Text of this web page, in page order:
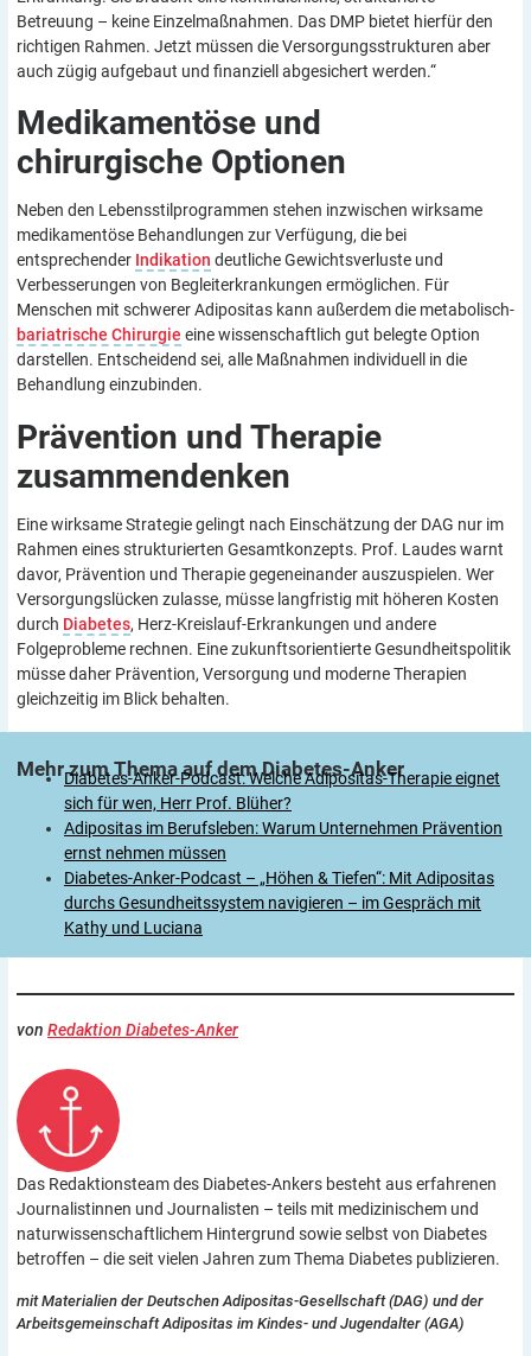
Betreuung – keine Einzelmaßnahmen. Das DMP bietet hierfür den
richtigen Rahmen. Jetzt müssen die Versorgungsstrukturen aber
auch zügig aufgebaut und finanziell abgesichert werden.“
Medikamentöse und
chirurgische Optionen
Neben den Lebensstilprogrammen stehen inzwischen wirksame
medikamentöse Behandlungen zur Verfügung, die bei
entsprechender Indikation deutliche Gewichtsverluste und
Verbesserungen von Begleiterkrankungen ermöglichen. Für
Menschen mit schwerer Adipositas kann außerdem die metabolisch-
bariatrische Chirurgie eine wissenschaftlich gut belegte Option
darstellen. Entscheidend sei, alle Maßnahmen individuell in die
Behandlung einzubinden.
Prävention und Therapie
zusammendenken
Eine wirksame Strategie gelingt nach Einschätzung der DAG nur im
Rahmen eines strukturierten Gesamtkonzepts. Prof. Laudes warnt
davor, Prävention und Therapie gegeneinander auszuspielen. Wer
Versorgungslücken zulasse, müsse langfristig mit höheren Kosten
durch Diabetes, Herz-Kreislauf-Erkrankungen und andere
Folgeprobleme rechnen. Eine zukunftsorientierte Gesundheitspolitik
müsse daher Prävention, Versorgung und moderne Therapien
gleichzeitig im Blick behalten.
Mehr zum Thema auf demDiabetes-Anker
Diabetes-Anker-Podcast: Welche Adipositas-Therapie eignet
sich für wen, Herr Prof. Blüher?
Adipositas im Berufsleben: Warum Unternehmen Prävention
ernst nehmen müssen
Diabetes-Anker-Podcast – „Höhen & Tiefen“: Mit Adipositas
durchs Gesundheitssystem navigieren – im Gespräch mit
Kathy und Luciana
von Redaktion Diabetes-Anker
Das Redaktionsteam des Diabetes-Ankers besteht aus erfahrenen
Journalistinnen und Journalisten – teils mit medizinischem und
naturwissenschaftlichem Hintergrund sowie selbst von Diabetes
betroffen – die seit vielen Jahren zum Thema Diabetes publizieren.
mit Materialien der Deutschen Adipositas-Gesellschaft (DAG) und der
Arbeitsgemeinschaft Adipositas im Kindes- und Jugendalter (AGA)